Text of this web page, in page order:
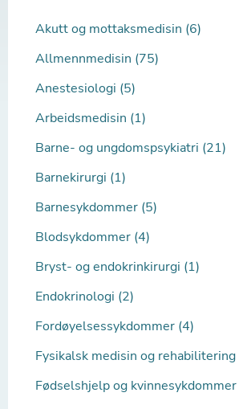
Akutt og mottaksmedisin (6)
Allmennmedisin (75)
Anestesiologi (5)
Arbeidsmedisin (1)
Barne- og ungdomspsykiatri (21)
Barnekirurgi (1)
Barnesykdommer (5)
Blodsykdommer (4)
Bryst- og endokrinkirurgi (1)
Endokrinologi (2)
Fordøyelsessykdommer (4)
Fysikalsk medisin og rehabilitering
Fødselshjelp og kvinnesykdommer